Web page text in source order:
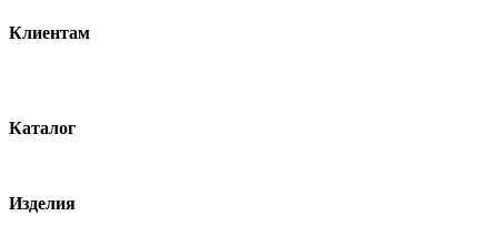
Клиентам
Каталог
Изделия